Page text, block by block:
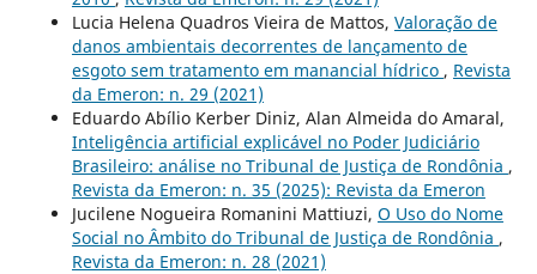
Lucia Helena Quadros Vieira de Mattos, Valoração de
danos ambientais decorrentes de lançamento de
esgoto sem tratamento em manancial hídrico , Revista
da Emeron: n. 29 (2021)
Eduardo Abílio Kerber Diniz, Alan Almeida do Amaral,
Inteligência artificial explicável no Poder Judiciário
Brasileiro: análise no Tribunal de Justiça de Rondônia ,
Revista da Emeron: n. 35 (2025): Revista da Emeron
Jucilene Nogueira Romanini Mattiuzi, O Uso do Nome
Social no Âmbito do Tribunal de Justiça de Rondônia ,
Revista da Emeron: n. 28 (2021)